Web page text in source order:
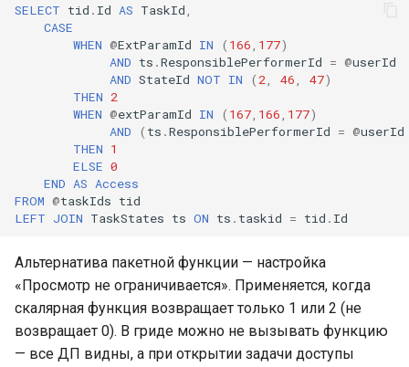
SELECT tid . Id AS TaskId
CASE
WHEN @ExtParamId IN ( 166 177)
AND ts .ResponsiblePerformerId = @userId
AND StateId NOT IN ( 2 46 47)
THEN 2
WHEN @extParamId IN ( 167 166 177)
AND
( ts .ResponsiblePerformerId = @userId
THEN 1
ELSE 0
END AS Access
FROM @taskIds tid
LEFT JOIN TaskStates ts ON ts . taskid = tid . Id
Альтернатива пакетной функции — настройка
«Просмотр не ограничивается». Применяется, когда
скалярная функция возвращает только 1 или 2 (не
возвращает 0). В гриде можно не вызывать функцию
— все ДП видны, а при открытии задачи доступы